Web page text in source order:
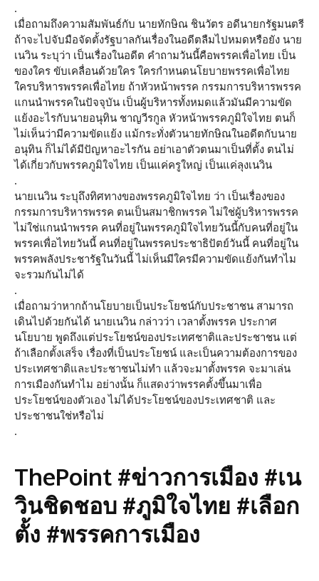
.
เมื่อถามถึงความสัมพันธ์กับ นายทักษิณ ชินวัตร อดีนายกรัฐมนตรี
ถ้าจะไปจับมือจัดตั้งรัฐบาลกันเรื่องในอดีตลืมไปหมดหรือยัง นาย
เนวิน ระบุว่า เป็นเรื่องในอดีต คำถามวันนี้คือพรรคเพื่อไทย เป็น
ของใคร ขับเคลื่อนด้วยใคร ใครกำหนดนโยบายพรรคเพื่อไทย
ใครบริหารพรรคเพื่อไทย ถ้าหัวหน้าพรรค กรรมการบริหารพรรค
แกนนำพรรคในปัจจุบัน เป็นผู้บริหารทั้งหมดแล้วมันมีความขัด
แย้งอะไรกับนายอนุทิน ชาญวีรกูล หัวหน้าพรรคภูมิใจไทย ตนก็
ไม่เห็นว่ามีความขัดแย้ง แม้กระทั่งตัวนายทักษิณในอดีตกับนาย
อนุทิน ก็ไม่ได้มีปัญหาอะไรกัน อย่าเอาตัวตนมาเป็นที่ตั้ง ตนไม่
ได้เกี่ยวกับพรรคภูมิใจไทย เป็นแค่ครูใหญ่ เป็นแค่ลุงเนวิน
.
นายเนวิน ระบุถึงทิศทางของพรรคภูมิใจไทย ว่า เป็นเรื่องของ
กรรมการบริหารพรรค ตนเป็นสมาชิกพรรค ไม่ใช่ผู้บริหารพรรค
ไม่ใช่แกนนำพรรค คนที่อยู่ในพรรคภูมิใจไทยวันนี้กับคนที่อยู่ใน
พรรคเพื่อไทยวันนี้ คนที่อยู่ในพรรคประชาธิปัตย์วันนี้ คนที่อยู่ใน
พรรคพลังประชารัฐในวันนี้ ไม่เห็นมีใครมีความขัดแย้งกันทำไม
จะรวมกันไม่ได้
.
เมื่อถามว่าหากถ้านโยบายเป็นประโยชน์กับประชาชน สามารถ
เดินไปด้วยกันได้ นายเนวิน กล่าวว่า เวลาตั้งพรรค ประกาศ
นโยบาย พูดถึงแต่ประโยชน์ของประเทศชาติและประชาชน แต่
ถ้าเลือกตั้งเสร็จ เรื่องที่เป็นประโยชน์ และเป็นความต้องการของ
ประเทศชาติและประชาชนไม่ทำ แล้วจะมาตั้งพรรค จะมาเล่น
การเมืองกันทำไม อย่างนั้น ก็แสดงว่าพรรคตั้งขึ้นมาเพื่อ
ประโยชน์ของตัวเอง ไม่ได้ประโยชน์ของประเทศชาติ และ
ประชาชนใช่หรือไม่
.
ThePoint #ข่าวการเมือง #เน
วินชิดชอบ #ภูมิใจไทย #เลือก
ตั้ง #พรรคการเมือง